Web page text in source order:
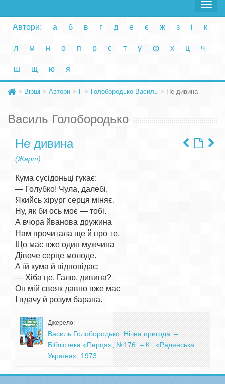
Toggle
Автори: а б в г д е є ж з і к
л м н о п р с т у ф х ц ч
ш щ ю я
Вірші Автори Г Голобородько Василь Не дивина
Василь Голобородько
Не дивина
(Жарт)
Кума сусідоньці гукає:
— Голубко! Чула, далебі,
Якийсь хірург серця міняє.
Ну, як би ось моє — тобі.
А вчора йванова дружина
Нам прочитала ще й про те,
Що має вже один мужчина
Дівоче серце молоде.
А їй кума й відповідає:
— Хіба це, Галю, дивина?
Он мій свояк давно вже має
Джерело:
Василь Голобородько. Нічна пригода. –
Бібліотека «Перця», №176. – К.: «Радянська
Україна», 1973